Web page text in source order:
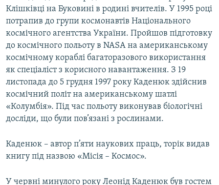
Клішківці на Буковині в родині вчителів. У 1995 році
потрапив до групи космонавтів Національного
космічного агентства України. Пройшов підготовку
до космічного польоту в NASA на американському
космічному кораблі багаторазового використання
як спеціаліст з корисного навантаження. З 19
листопада до 5 грудня 1997 року Каденюк здійснив
космічний політ на американському шатлі
«Колумбія». Під час польоту виконував біологічні
досліди, що були пов’язані з рослинами.
Каденюк – автор п’яти наукових праць, торік видав
книгу під назвою «Місія – Космос».
У червні минулого року Леонід Каденюк був гостем